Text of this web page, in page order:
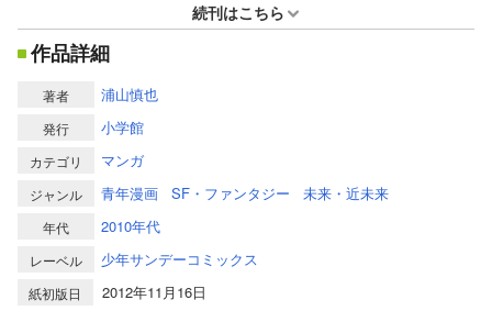
続刊はこちら
作品詳細
著者 浦山慎也
発行 小学館
カテゴリ マンガ
ジャンル 青年漫画 SF・ファンタジー 未来・近未来
年代 2010年代
レーベル 少年サンデーコミックス
紙初版日
2012年11月16日